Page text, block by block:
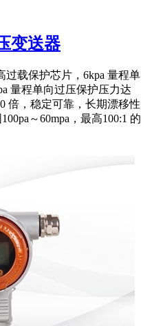
变送器
载保护芯片，6kpa 量程单
量程单向过压保护压力达
倍，稳定可靠，长期漂移性
～60mpa，最高100:1 的